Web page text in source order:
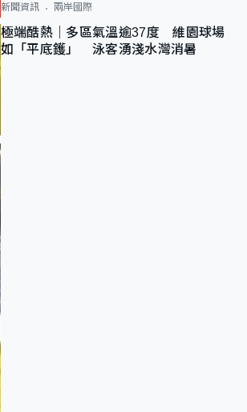
新聞資訊 兩岸國際
極端酷熱｜多區氣溫逾37度 維園球場
如「平底鑊」 泳客湧淺水灣消暑